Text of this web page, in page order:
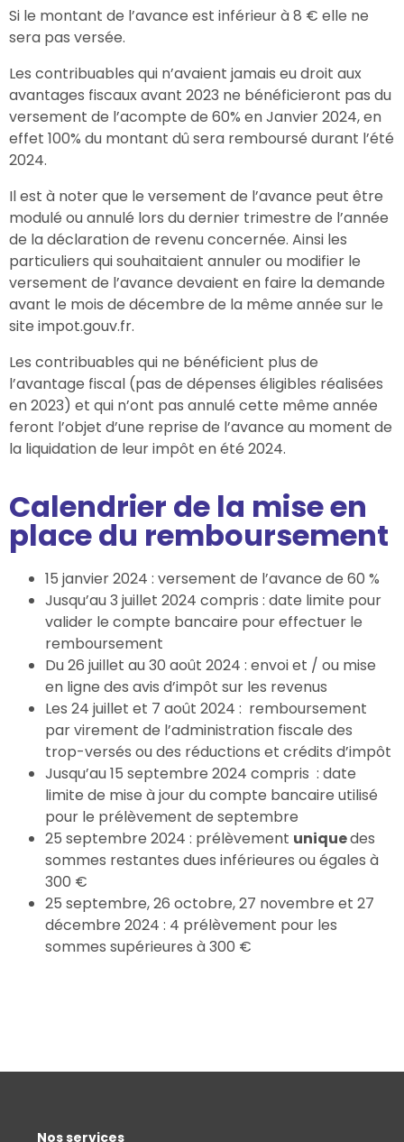
Si le montant de l’avance est inférieur à 8 € elle ne
sera pas versée.
Les contribuables qui n’avaient jamais eu droit aux
avantages fiscaux avant 2023 ne bénéficieront pas du
versement de l’acompte de 60% en Janvier 2024, en
effet 100% du montant dû sera remboursé durant l’été
2024.
Il est à noter que le versement de l’avance peut être
modulé ou annulé lors du dernier trimestre de l’année
de la déclaration de revenu concernée. Ainsi les
particuliers qui souhaitaient annuler ou modifier le
versement de l’avance devaient en faire la demande
avant le mois de décembre de la même année sur le
site impot.gouv.fr.
Les contribuables qui ne bénéficient plus de
l’avantage fiscal (pas de dépenses éligibles réalisées
en 2023) et qui n’ont pas annulé cette même année
feront l’objet d’une reprise de l’avance au moment de
la liquidation de leur impôt en été 2024.
Calendrier de la mise en
place du remboursement
15 janvier 2024 : versement de l’avance de 60 %
Jusqu’au 3 juillet 2024 compris : date limite pour
valider le compte bancaire pour effectuer le
remboursement
Du 26 juillet au 30 août 2024 : envoi et / ou mise
en ligne des avis d’impôt sur les revenus
Les 24 juillet et 7 août 2024 : remboursement
par virement de l’administration fiscale des
trop-versés ou des réductions et crédits d’impôt
Jusqu’au 15 septembre 2024 compris : date
limite de mise à jour du compte bancaire utilisé
pour le prélèvement de septembre
25 septembre 2024 : prélèvement uniquedes
sommes restantes dues inférieures ou égales à
300 €
25 septembre, 26 octobre, 27 novembre et 27
décembre 2024 : 4 prélèvement pour les
sommes supérieures à 300 €
Nos services